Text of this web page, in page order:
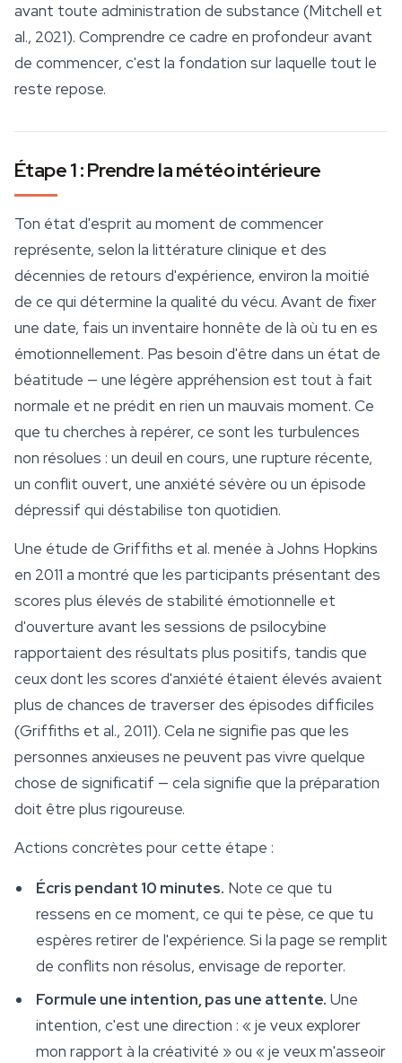
avant toute administration de substance (Mitchell et
al., 2021). Comprendre ce cadre en profondeur avant
de commencer, c'est la fondation sur laquelle tout le
reste repose.
Étape 1 : Prendre la météo intérieure
Ton état d'esprit au moment de commencer
représente, selon la littérature clinique et des
décennies de retours d'expérience, environ la moitié
de ce qui détermine la qualité du vécu. Avant de fixer
une date, fais un inventaire honnête de là où tu en es
émotionnellement. Pas besoin d'être dans un état de
béatitude — une légère appréhension est tout à fait
normale et ne prédit en rien un mauvais moment. Ce
que tu cherches à repérer, ce sont les turbulences
non résolues : un deuil en cours, une rupture récente,
un conflit ouvert, une anxiété sévère ou un épisode
dépressif qui déstabilise ton quotidien.
Une étude de Griffiths et al. menée à Johns Hopkins
en 2011 a montré que les participants présentant des
scores plus élevés de stabilité émotionnelle et
d'ouverture avant les sessions de psilocybine
rapportaient des résultats plus positifs, tandis que
ceux dont les scores d'anxiété étaient élevés avaient
plus de chances de traverser des épisodes difficiles
(Griffiths et al., 2011). Cela ne signifie pas que les
personnes anxieuses ne peuvent pas vivre quelque
chose de significatif — cela signifie que la préparation
doit être plus rigoureuse.
Actions concrètes pour cette étape :
Écris pendant 10 minutes. Note ce que tu
ressens en ce moment, ce qui te pèse, ce que tu
espères retirer de l'expérience. Si la page se remplit
de conflits non résolus, envisage de reporter.
Formule une intention, pas une attente. Une
intention, c'est une direction : « je veux explorer
mon rapport à la créativité » ou « je veux m'asseoir